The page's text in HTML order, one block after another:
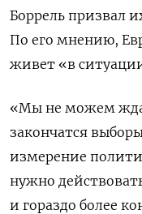
Боррель призвал
По его мнению,
живет «в
«Мы не можем
закончатся
измерение
нужно
и гораздо более